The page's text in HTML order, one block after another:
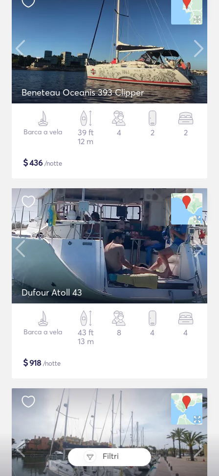
Filtri
Beneteau Oceanis 393 Clipper
Barca a vela
39 ft
12 m
4 2 2
$436 /notte
Dufour Atoll 43
Barca a vela
43 ft
13 m
8 4 4
$918 /notte